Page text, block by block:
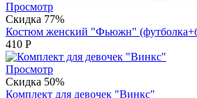
Просмотр
Скидка 77%
Костюм женский "Фьюжн"
410 Р
Просмотр
Скидка 50%
Комплект для девочек "Винкс"